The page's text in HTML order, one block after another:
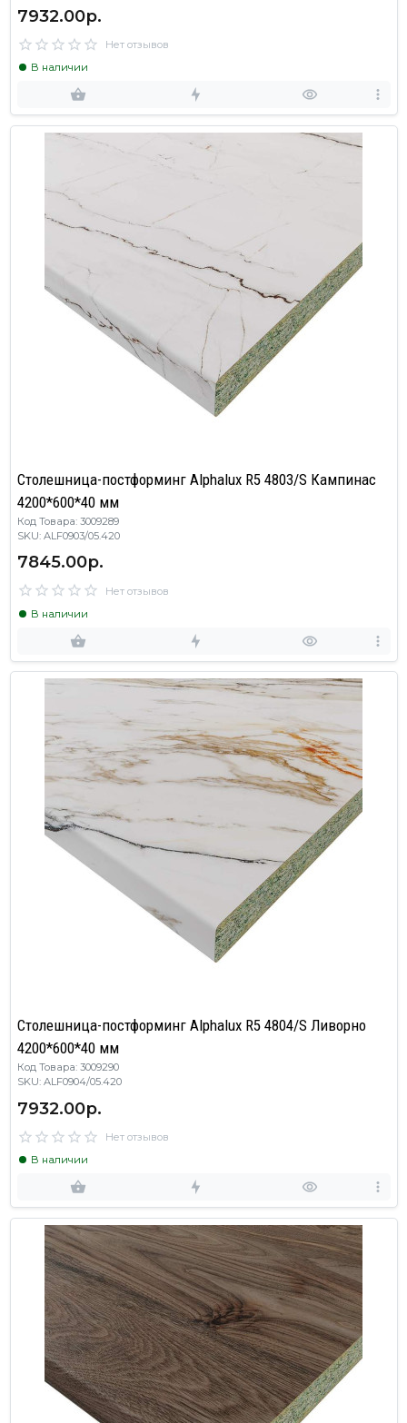
7932.00р.
Нет отзывов
В наличии
Столешница-постформинг Alphalux R5 4803/S Кампинас
4200*600*40 мм
Код Товара: 3009289
SKU: ALF0903/05.420
7845.00р.
Нет отзывов
В наличии
Столешница-постформинг Alphalux R5 4804/S Ливорно
4200*600*40 мм
Код Товара: 3009290
SKU: ALF0904/05.420
7932.00р.
Нет отзывов
В наличии